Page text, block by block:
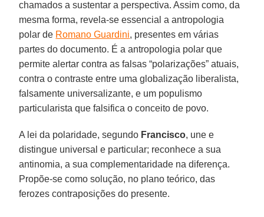
chamados a sustentar a perspectiva. Assim como, da
mesma forma, revela-se essencial a antropologia
polar de Romano Guardini, presentes em várias
partes do documento. É a antropologia polar que
permite alertar contra as falsas “polarizações” atuais,
contra o contraste entre uma globalização liberalista,
falsamente universalizante, e um populismo
particularista que falsifica o conceito de povo.
A lei da polaridade, segundo Francisco, une e
distingue universal e particular; reconhece a sua
antinomia, a sua complementaridade na diferença.
Propõe-se como solução, no plano teórico, das
ferozes contraposições do presente.